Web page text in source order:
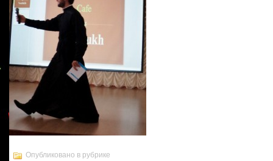
Опубликовано в рубрике